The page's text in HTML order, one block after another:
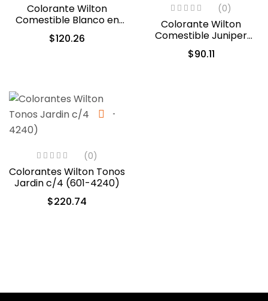
Colorante Wilton
Comestible Blanco en
Gel 56.7gr. (603-1236)
$120.26
(0)
Colorante Wilton
Comestible Juniper
Green/Verde Enebro
28.3gr. (610-234)
$90.11
(0)
Colorantes Wilton Tonos
Jardin c/4 (601-4240)
$220.74